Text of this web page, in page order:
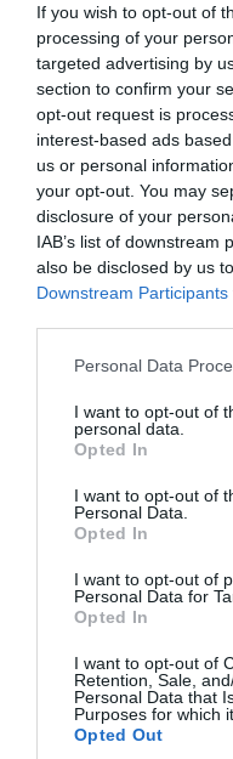
If you wish to opt-out of
processing of your
targeted advertising by
section to confirm your
opt-out request is
interest-based ads
us or personal
your opt-out. You may
disclosure of your
IAB’s list of downstream
also be disclosed by us
Downstream Participants
Please note that this
not limited to your visit
grant or deny consent to
use your data for below
consent section.
Personal Data
I want to opt-out of
personal data.
Opted In
I want to opt-out of
Personal Data.
Opted In
I want to opt-out of
Personal Data for
Opted In
I want to opt-out of
Retention, Sale,
Personal Data that
Purposes for which
Opted Out
PRONEWS.GR /ΕΣΩΤΕΡΙΚΗ
Πόρτο Γερμενό:
τραυματισμένος
φρόντιζαν μία
(φώτο)
07.08.2026 | 22:05